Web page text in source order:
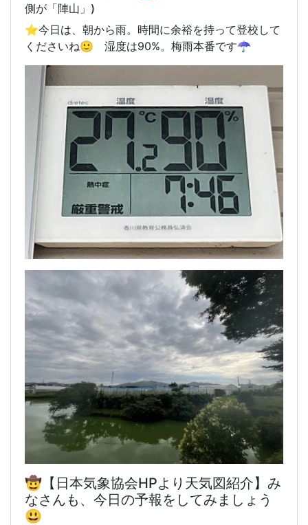
側が「陣山」)
⭐️今日は、朝から雨。時間に余裕を持って登校して
くださいね🙂 湿度は90%。梅雨本番です☂️
🤠【日本気象協会HPより天気図紹介】み
なさんも、今日の予報をしてみましょう
😃